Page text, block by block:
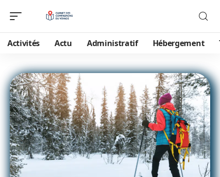
Activités Actu Administratif Hébergement